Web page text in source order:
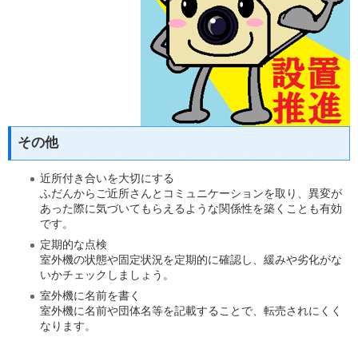
その他
近所付き合いを大切にする
ふだんからご近所さんとコミュニケーションを取り、異変が
あった際に気づいてもらえるような関係性を築くことも有効
です。
定期的な点検
室外機の状態や固定状況を定期的に確認し、緩みや劣化がな
いかチェックしましょう。
室外機に名前を書く
室外機に名前や団体名等を記載することで、転売されにくく
なります。